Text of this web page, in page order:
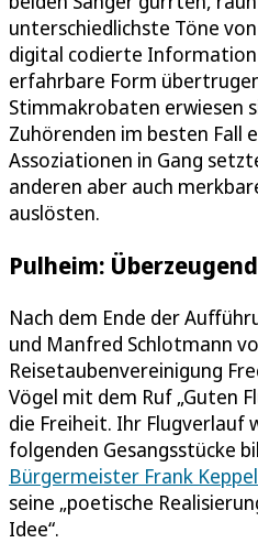
unterschiedlichste Töne
digital codierte Information
erfahrbare Form
Stimmakrobaten erwiesen
Zuhörenden im besten Fall
Assoziationen in Gang
anderen aber auch
auslösten.
Pulheim:
Nach dem Ende der
und Manfred Schlotmann
Reisetaubenvereinigung
Vögel mit dem Ruf „Guten
die Freiheit. Ihr Flugverlauf
folgenden Gesangsstücke
Bürgermeister Frank
seine „poetische
Idee“.